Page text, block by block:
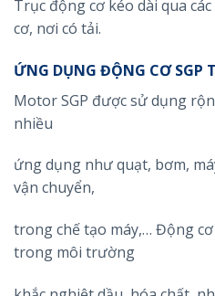
Trục động cơ kéo dài qua
cơ, nơi có tải.
ỨNG DỤNG ĐỘNG CƠ SGP
Motor SGP được sử dụng
nhiều
ứng dụng như quạt, bơm,
vận chuyển,
trong chế tạo máy,… Động
trong môi trường